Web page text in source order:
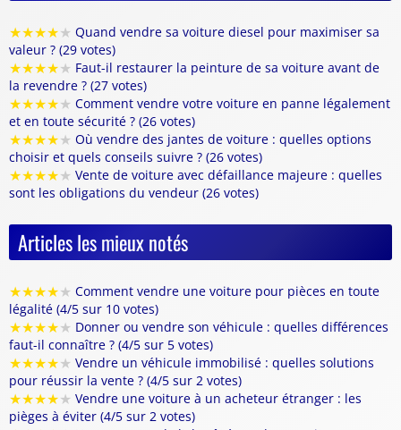
★★★★★ Quand vendre sa voiture diesel pour maximiser sa
valeur ? (29 votes)
★★★★★ Faut-il restaurer la peinture de sa voiture avant de
la revendre ? (27 votes)
★★★★★ Comment vendre votre voiture en panne légalement
et en toute sécurité ? (26 votes)
★★★★★ Où vendre des jantes de voiture : quelles options
choisir et quels conseils suivre ? (26 votes)
★★★★★ Vente de voiture avec défaillance majeure : quelles
sont les obligations du vendeur (26 votes)
Articles les mieux notés
★★★★★ Comment vendre une voiture pour pièces en toute
légalité (4/5 sur 10 votes)
★★★★★ Donner ou vendre son véhicule : quelles différences
faut-il connaître ? (4/5 sur 5 votes)
★★★★★ Vendre un véhicule immobilisé : quelles solutions
pour réussir la vente ? (4/5 sur 2 votes)
★★★★★ Vendre une voiture à un acheteur étranger : les
pièges à éviter (4/5 sur 2 votes)